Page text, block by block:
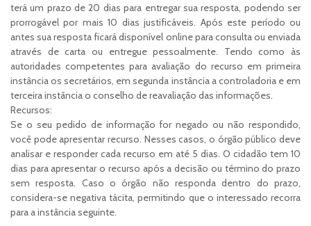
terá um prazo de 20 dias para entregar sua resposta, podendo ser
prorrogável por mais 10 dias justificáveis. Após este período ou
antes sua resposta ficará disponível online para consulta ou enviada
através de carta ou entregue pessoalmente. Tendo como às
autoridades competentes para avaliação do recurso em primeira
instância os secretários, em segunda instância a controladoria e em
terceira instância o conselho de reavaliação das informações.
Recursos:
Se o seu pedido de informação for negado ou não respondido,
você pode apresentar recurso. Nesses casos, o órgão público deve
analisar e responder cada recurso em até 5 dias. O cidadão tem 10
dias para apresentar o recurso após a decisão ou término do prazo
sem resposta. Caso o órgão não responda dentro do prazo,
considera-se negativa tácita, permitindo que o interessado recorra
para a instância seguinte.